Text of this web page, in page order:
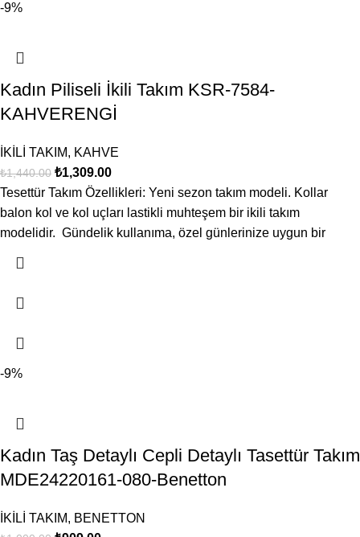
-9%
Kadın Piliseli İkili Takım KSR-7584-
KAHVERENGİ
İKİLİ TAKIM, KAHVE
₺1,440.00 ₺1,309.00
Tesettür Takım Özellikleri: Yeni sezon takım modeli. Kollar
balon kol ve kol uçları lastikli muhteşem bir ikili takım
modelidir. Gündelik kullanıma, özel günlerinize uygun bir
-9%
Kadın Taş Detaylı Cepli Detaylı Tasettür Takım
MDE24220161-080-Benetton
İKİLİ TAKIM, BENETTON